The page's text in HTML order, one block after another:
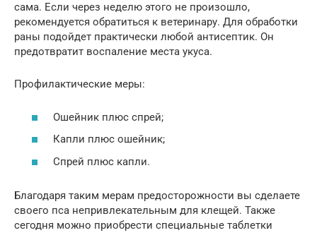
сама. Если через неделю этого не произошло,
рекомендуется обратиться к ветеринару. Для обработки
раны подойдет практически любой антисептик. Он
предотвратит воспаление места укуса.
Профилактические меры:
Ошейник плюс спрей;
Капли плюс ошейник;
Спрей плюс капли.
Благодаря таким мерам предосторожности вы сделаете
своего пса непривлекательным для клещей. Также
сегодня можно приобрести специальные таблетки